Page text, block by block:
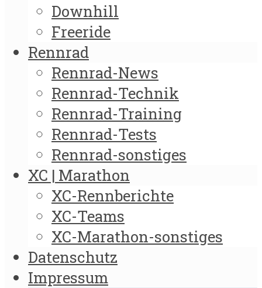
Downhill
Freeride
Rennrad
Rennrad-News
Rennrad-Technik
Rennrad-Training
Rennrad-Tests
Rennrad-sonstiges
XC | Marathon
XC-Rennberichte
XC-Teams
XC-Marathon-sonstiges
Datenschutz
Impressum